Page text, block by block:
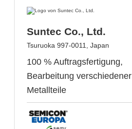
Suntec Co., Ltd.
Tsuruoka 997-0011, Japan
100 % Auftragsfertigung,
Bearbeitung verschiedener
Metallteile